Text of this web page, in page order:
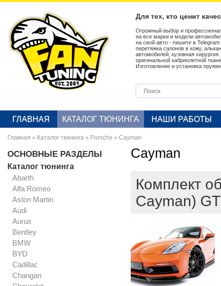
Для тех, кто ценит
Огромный выбор и
на все марки и модели
на свой авто - пишите в
перетяжка салонов в кожу,
автомобилей, кузовная
оригинальной кабриолетной
Изготовление и установка
ГЛАВНАЯ КАТАЛОГ ТЮНИНГА НАШИ РАБОТЫ
Главная » Каталог тюнинга » Porsche » Cayman
ОСНОВНЫЕ РАЗДЕЛЫ
Каталог тюнинга
Abarth
Alfa Romeo
Aston Martin
Audi
Aurus
Bentley
BMW
BYD
Cadillac
Changan
Cayman
Комплект
Cayman)